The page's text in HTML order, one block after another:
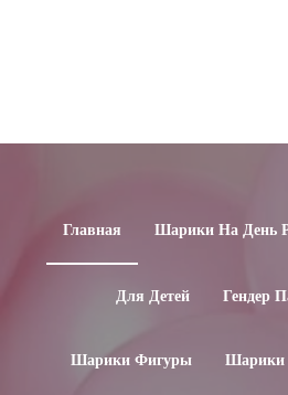
Главная Шарики На День
Для Детей Гендер
Шарики Фигуры Шарики